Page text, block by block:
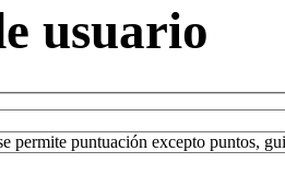
usuario
permite puntuación excepto puntos,